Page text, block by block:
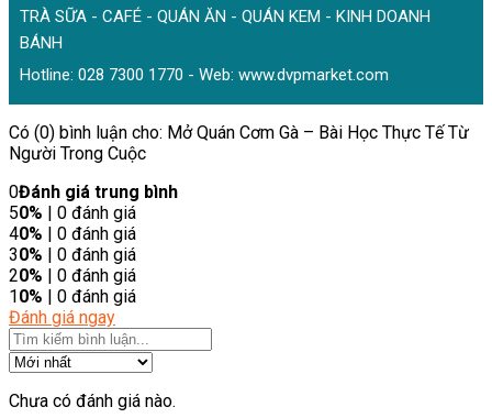
TRÀ SỮA - CAFÉ - QUÁN ĂN - QUÁN KEM - KINH DOANH
BÁNH
Hotline: 028 7300 1770 - Web: www.dvpmarket.com
Có (0) bình luận cho: Mở Quán Cơm Gà – Bài Học Thực Tế Từ
Người Trong Cuộc
0Đánh giá trung bình
50% | 0 đánh giá
40% | 0 đánh giá
30% | 0 đánh giá
20% | 0 đánh giá
1 0% | 0 đánh giá
Đánh giá ngay
Chưa có đánh giá nào.